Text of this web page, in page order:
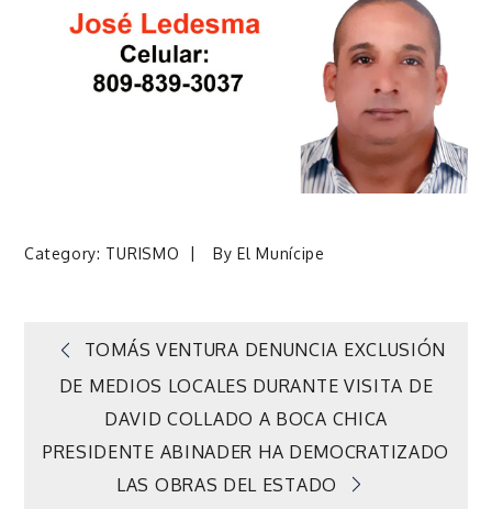
Category: TURISMO ByEl Munícipe
Navegación
entradas
TOMÁS VENTURA DENUNCIA EXCLUSIÓN
DE MEDIOS LOCALES DURANTE VISITA DE
DAVID COLLADO A BOCA CHICA
PRESIDENTE ABINADER HA DEMOCRATIZADO
LAS OBRAS DEL ESTADO